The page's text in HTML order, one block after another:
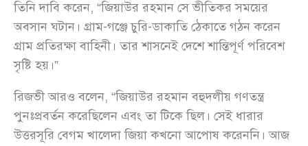
তিনি দাবি করেন, “জিয়াউর রহমান সে ভীতিকর সময়ের
অবসান ঘটান। গ্রাম-গঞ্জে চুরি-ডাকাতি ঠেকাতে গঠন করেন
গ্রাম প্রতিরক্ষা বাহিনী। তার শাসনেই দেশে শান্তিপূর্ণ পরিবেশ
সৃষ্টি হয়।”
রিজভী আরও বলেন, “জিয়াউর রহমান বহুদলীয় গণতন্ত্র
পুনঃপ্রবর্তন করেছিলেন এবং তা টিকে ছিল। সেই ধারার
উত্তরসূরি বেগম খালেদা জিয়া কখনো আপোষ করেননি। আজ